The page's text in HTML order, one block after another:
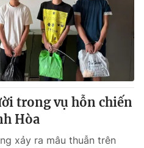
trong vụ hỗn chiến
Hòa
xảy ra mâu thuẫn trên